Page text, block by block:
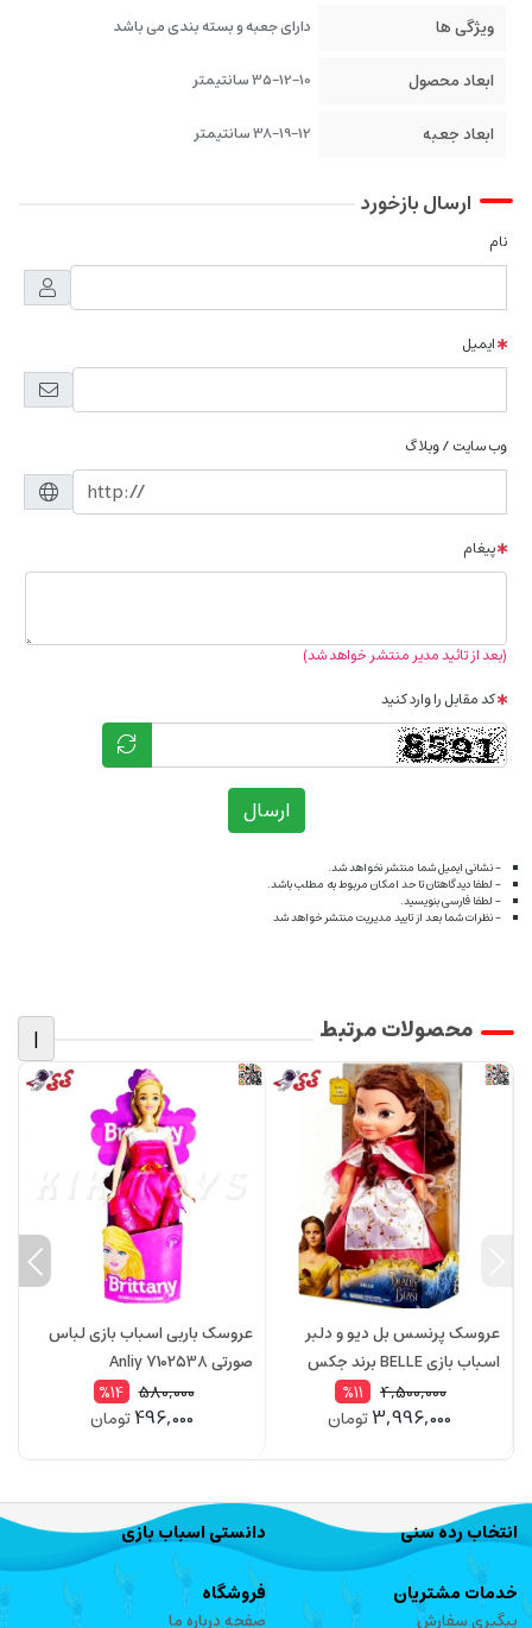
ویژگی ها دارای جعبه و بسته بندی می باشد
ابعاد محصول 35-12-10 سانتیمتر
ابعاد جعبه 38-19-12 سانتیمتر
ارسال بازخورد
نام
ایمیل
وب سایت / وبلاگ
پیغام
(بعد از تائید مدیر منتشر خواهد شد)
کد مقابل را وارد کنید
ارسال
- نشانی ایمیل شما منتشر نخواهد شد.
- لطفا دیدگاهتان تا حد امکان مربوط به مطلب باشد.
- لطفا فارسی بنویسید.
- نظرات شما بعد از تایید مدیریت منتشر خواهد شد
محصولات مرتبط |
عروسک پرنسس بل دیو و دلبر
اسباب بازی BELLE برند جکس
4,500,000
%11
3,996,000تومان
عروسک باربی اسباب بازی لباس
صورتی Anliy 7102538
580,000
%14
496,000تومان
انتخاب رده سنی دانستی اسباب بازی
خدمات مشتریان
پیگیری سفارش
فروشگاه
صفحه درباره ما